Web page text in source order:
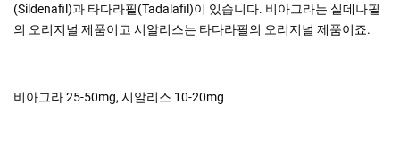
(Sildenafil)과 타다라필(Tadalafil)이 있습니다. 비아그라는 실데나필
의 오리지널 제품이고 시알리스는 타다라필의 오리지널 제품이죠.
비아그라 25-50mg, 시알리스 10-20mg